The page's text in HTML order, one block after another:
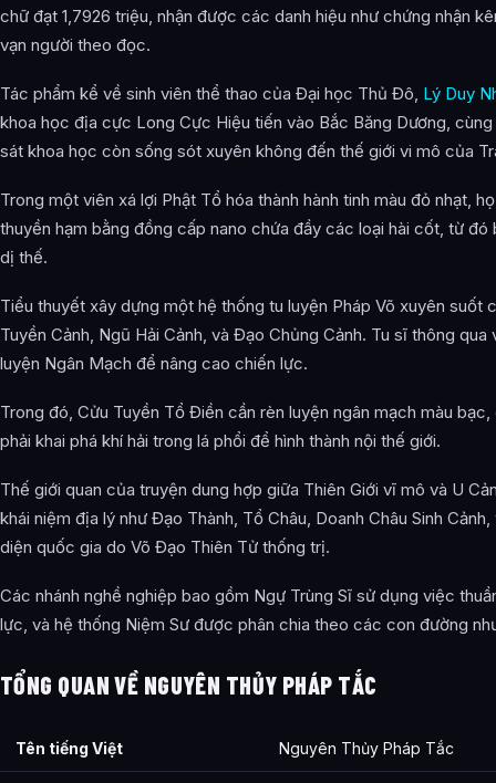
Thánh Linh Niệm Sư
Đế Niệm Sư
Luyện Thể
Nhục Thân Tam Bộ
Thệ Linh
Thế Giới Quan
Doanh Châu
Sinh Cảnh
Bách Vạn Thị Tộc
Ức Tộc
Lăng Tiêu Sinh Cảnh
Các thế lực khác
Bài Viết Liên Quan
Nguyên Thủy Pháp Tắc là ai?
chữ đạt 1,7926 triệu, nhận được các danh hiệu như chứng nhận
vạn người theo đọc.
Tác phẩm kể về sinh viên thể thao của Đại học Thủ Đô, Lý Duy
khoa học địa cực Long Cực Hiệu tiến vào Bắc Băng Dương,
sát khoa học còn sống sót xuyên không đến thế giới vi mô của
Trong một viên xá lợi Phật Tổ hóa thành hành tinh màu đỏ nhạt,
thuyền hạm bằng đồng cấp nano chứa đầy các loại hài cốt, từ
dị thế.
Tiểu thuyết xây dựng một hệ thống tu luyện Pháp Võ xuyên suốt
Tuyền Cảnh, Ngũ Hải Cảnh, và Đạo Chủng Cảnh. Tu sĩ thông
luyện Ngân Mạch để nâng cao chiến lực.
Trong đó, Cửu Tuyền Tổ Điền cần rèn luyện ngân mạch màu
phải khai phá khí hải trong lá phổi để hình thành nội thế giới.
Thế giới quan của truyện dung hợp giữa Thiên Giới vĩ mô và U
khái niệm địa lý như Đạo Thành, Tổ Châu, Doanh Châu Sinh
diện quốc gia do Võ Đạo Thiên Tử thống trị.
Các nhánh nghề nghiệp bao gồm Ngự Trùng Sĩ sử dụng việc
lực, và hệ thống Niệm Sư được phân chia theo các con đường
TỔNG QUAN VỀ NGUYÊN THỦY PHÁP TẮC
Tên tiếng Việt Nguyên Thủy Pháp Tắc